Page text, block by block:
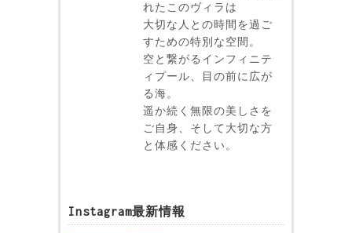
れたこのヴィラは
大切な人との時間を過ご
すための特別な空間。
空と繋がるインフィニテ
ィプール、目の前に広が
る海。
遥か続く無限の美しさを
ご自身、そして大切な方
と体感ください。
Instagram最新情報